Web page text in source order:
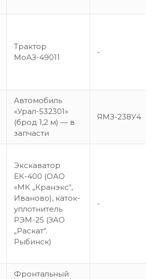
Трактор
МоАЗ-49011
-
Автомобиль
«Урал-532301»
(брод 1,2 м) — в
запчасти
ЯМЗ-238У4
Экскаватор
ЕК-400 (ОАО
«МК „Кранэкс“,
Иваново), каток-
уплотнитель
РЭМ-25 (ЗАО
„Раскат“.
Рыбинск)
-
Фронтальный